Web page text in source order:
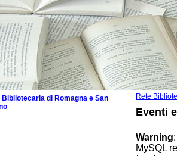
Rete
Eventi
Warning
MySQL
Bibliotecaria di Romagna e San